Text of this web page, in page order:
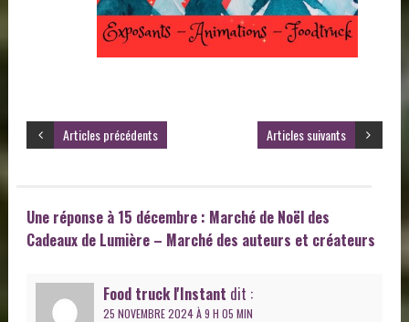
Articles suivants
Articles précédents
Une réponse à 15 décembre : Marché de Noël des
Cadeaux de Lumière – Marché des auteurs et créateurs
Food truck l'Instant dit :
25 NOVEMBRE 2024 À 9 H 05 MIN